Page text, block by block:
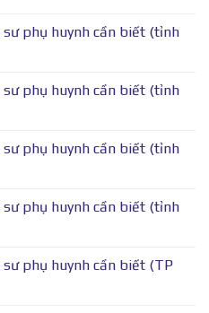
sư phụ huynh cần biết (tỉnh
sư phụ huynh cần biết (tỉnh
sư phụ huynh cần biết (tỉnh
sư phụ huynh cần biết (tỉnh
phụ huynh cần biết (TP